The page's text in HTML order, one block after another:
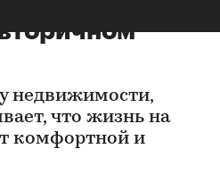
недвижимости,
что жизнь на
комфортной и